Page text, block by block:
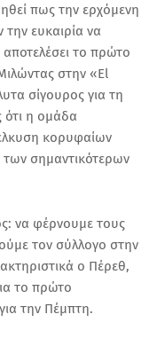
πως την ερχόμενη
ευκαιρία να
το πρώτο
στην «El
σίγουρος για τη
ότι η ομάδα
κορυφαίων
σημαντικότερων
να φέρνουμε τους
τον σύλλογο στην
ο Πέρεθ,
το πρώτο
την Πέμπτη.